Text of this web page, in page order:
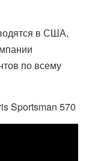
в США,
по всему
Sportsman 570